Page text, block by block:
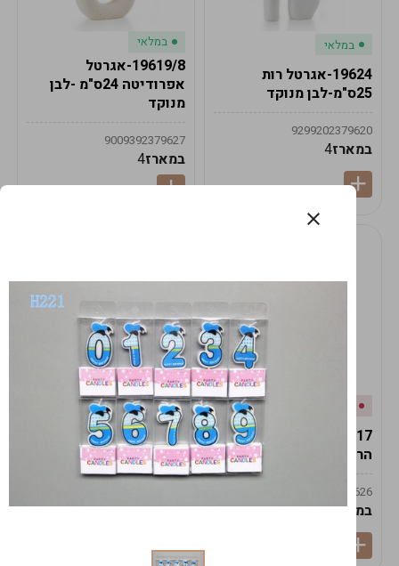
במלאי
19624-אגרטל רות
25ס"מ-לבן מנוקד
9299202379620
במארז4
במלאי
19619/8-אגרטל
אפרודיטה 24ס"מ -לבן
מנוקד
9009392379627
במארז4
19617-2/17-אגרטל
הרמס 19ס"מ -לבן נקי
9009492379626
במארז6
במלאי
19617/6-אגרטל הרמס
19ס"מ -לבן מנוקד
במארז6